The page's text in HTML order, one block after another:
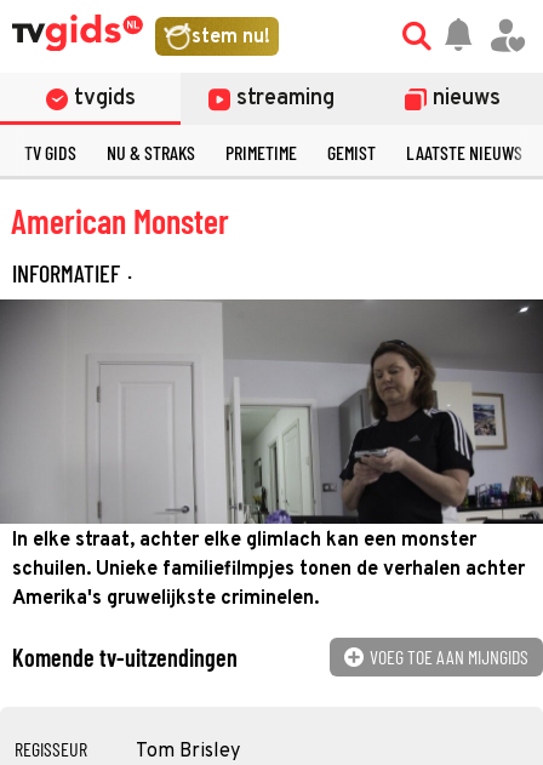
stem nu!
tvgids streaming nieuws
TV GIDS NU & STRAKS PRIMETIME GEMIST LAATSTE NIEUWS
American Monster
INFORMATIEF ·
In elke straat, achter elke glimlach kan een monster
schuilen. Unieke familiefilmpjes tonen de verhalen achter
Amerika's gruwelijkste criminelen.
Komende tv-uitzendingen VOEG TOE AAN MIJNGIDS
REGISSEUR Tom Brisley